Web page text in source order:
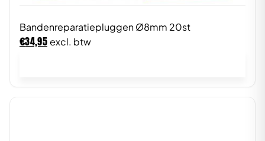
Bandenreparatiepluggen Ø8mm 20st
€34,95 excl. btw